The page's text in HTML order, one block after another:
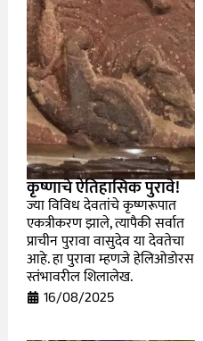
कृष्णाचे ऐतिहासिक पुरावे!
ज्या विविध देवतांचे कृष्णरूपात
एकत्रीकरण झाले, त्यापैकी सर्वात
प्राचीन पुरावा वासुदेव या देवतेचा
आहे. हा पुरावा म्हणजे हेलिओडोरस
स्तंभावरील शिलालेख.
16/08/2025